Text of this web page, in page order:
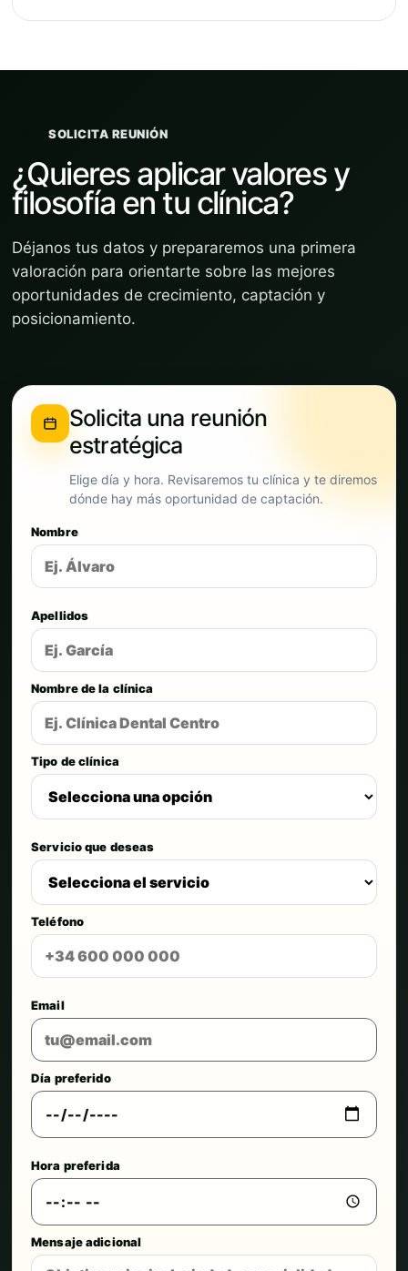
SOLICITA REUNIÓN
¿Quieres aplicar valores y
filosofía en tu clínica?
Déjanos tus datos y prepararemos una primera
valoración para orientarte sobre las mejores
oportunidades de crecimiento, captación y
posicionamiento.
Solicita una reunión
estratégica
Elige día y hora. Revisaremos tu clínica y te diremos
dónde hay más oportunidad de captación.
Nombre
Apellidos
Nombre de la clínica
Tipo de clínica
Servicio que deseas
Teléfono
Email
Día preferido
Hora preferida
Mensaje adicional